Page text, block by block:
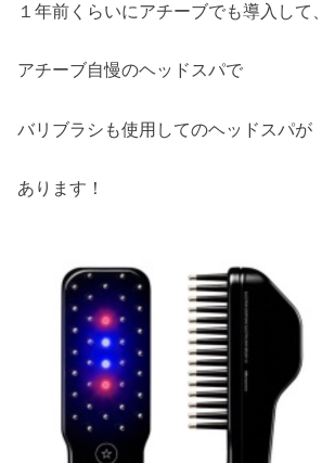
１年前くらいにアチーブでも導入して、
アチーブ自慢のヘッドスパで
バリブラシも使用してのヘッドスパが
あります！